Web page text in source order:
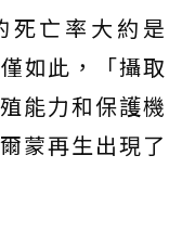
死亡率大約是
如此，「攝取
能力和保護機
蒙再生出現了